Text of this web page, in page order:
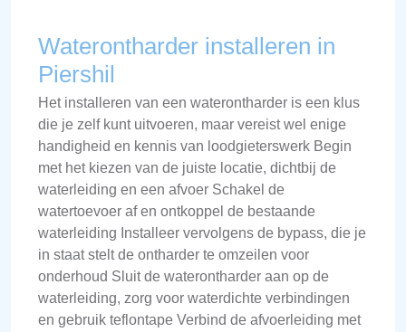
Waterontharder installeren in
Piershil
Het installeren van een waterontharder is een klus
die je zelf kunt uitvoeren, maar vereist wel enige
handigheid en kennis van loodgieterswerk Begin
met het kiezen van de juiste locatie, dichtbij de
waterleiding en een afvoer Schakel de
watertoevoer af en ontkoppel de bestaande
waterleiding Installeer vervolgens de bypass, die je
in staat stelt de ontharder te omzeilen voor
onderhoud Sluit de waterontharder aan op de
waterleiding, zorg voor waterdichte verbindingen
en gebruik teflontape Verbind de afvoerleiding met